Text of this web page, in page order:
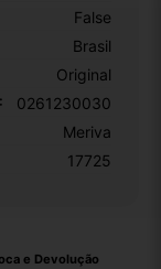
False
Brasil
Original
0261230030
Meriva
17725
e Devolução